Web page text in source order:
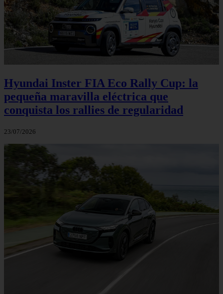
Hyundai Inster FIA Eco Rally Cup: la
pequeña maravilla eléctrica que
conquista los rallies de regularidad
23/07/2026